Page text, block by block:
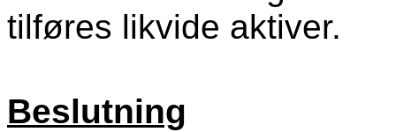
tilføres likvide aktiver.
Beslutning